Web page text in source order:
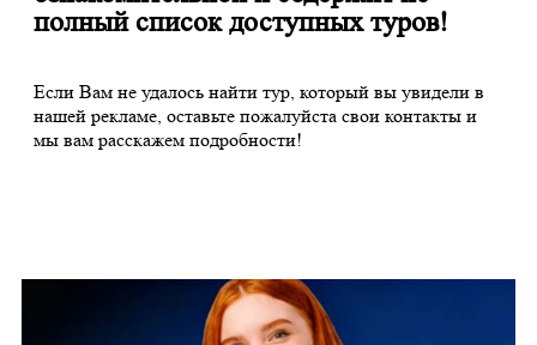
полный список доступных туров!
Если Вам не удалось найти тур, который вы увидели в
нашей рекламе, оставьте пожалуйста свои контакты и
мы вам расскажем подробности!